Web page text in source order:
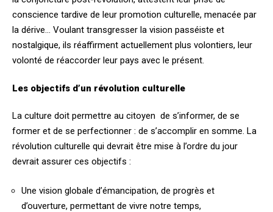
conscience tardive de leur promotion culturelle, menacée par
la dérive… Voulant transgresser la vision passéiste et
nostalgique, ils réaffirment actuellement plus volontiers, leur
volonté de réaccorder leur pays avec le présent.
Les objectifs d’un révolution culturelle
La culture doit permettre au citoyen de s’informer, de se
former et de se perfectionner : de s’accomplir en somme. La
révolution culturelle qui devrait être mise à l’ordre du jour
devrait assurer ces objectifs :
Une vision globale d’émancipation, de progrès et
d’ouverture, permettant de vivre notre temps,